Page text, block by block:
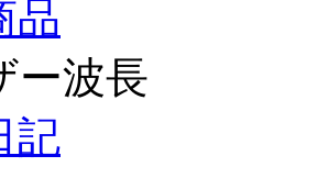
品
ー波長
記